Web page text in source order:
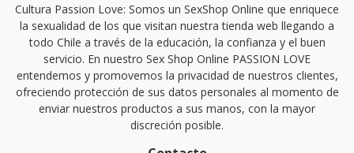
Cultura Passion Love: Somos un SexShop Online que enriquece
la sexualidad de los que visitan nuestra tienda web llegando a
todo Chile a través de la educación, la confianza y el buen
servicio. En nuestro Sex Shop Online PASSION LOVE
entendemos y promovemos la privacidad de nuestros clientes,
ofreciendo protección de sus datos personales al momento de
enviar nuestros productos a sus manos, con la mayor
discreción posible.